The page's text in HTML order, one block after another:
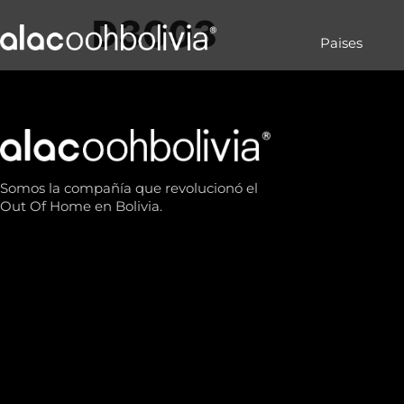
Paises
D3003
Somos la compañía que revolucionó el
Out Of Home en Bolivia.